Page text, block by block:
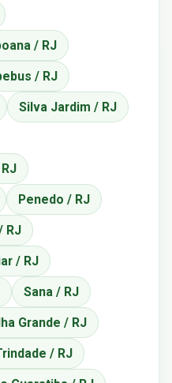
/ RJ
/ RJ
Silva Jardim / RJ
Penedo / RJ
RJ
/ RJ
Sana / RJ
Grande / RJ
/ RJ